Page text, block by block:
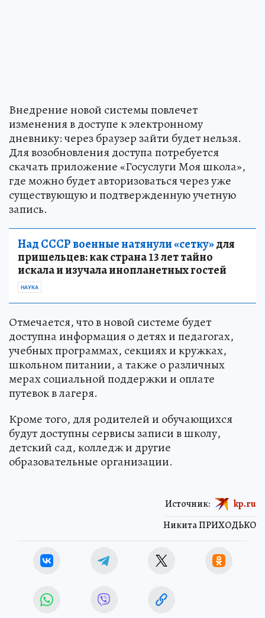
Внедрение новой системы повлечет
изменения в доступе к электронному
дневнику: через браузер зайти будет нельзя.
Для возобновления доступа потребуется
скачать приложение «Госуслуги Моя школа»,
где можно будет авторизоваться через уже
существующую и подтвержденную учетную
запись.
Над СССР военные натянули «сетку»для
пришельцев: как страна 13 лет тайно
искала и изучала инопланетных гостей
НАУКА
Отмечается, что в новой системе будет
доступна информация о детях и педагогах,
учебных программах, секциях и кружках,
школьном питании, а также о различных
мерах социальной поддержки и оплате
путевок в лагеря.
Кроме того, для родителей и обучающихся
будут доступны сервисы записи в школу,
детский сад, колледж и другие
образовательные организации.
Никита ПРИХОДЬКО
Источник: kp.ru